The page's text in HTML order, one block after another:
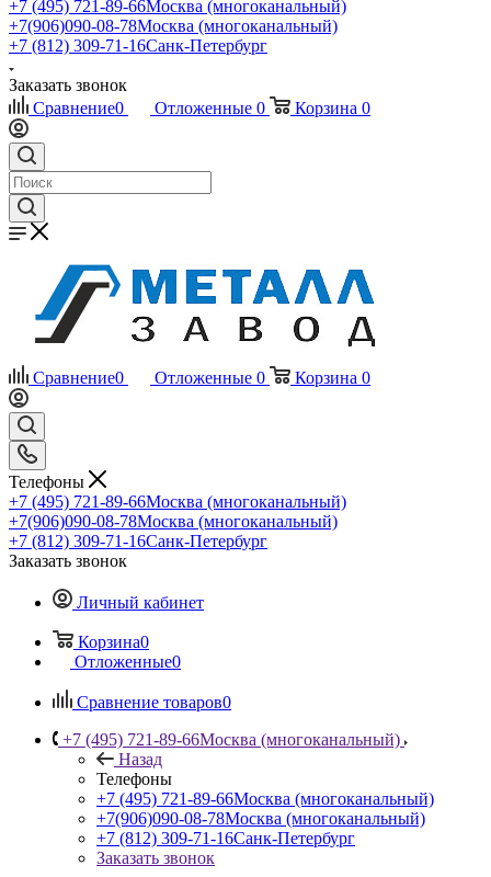
+7 (495) 721-89-66Москва (многоканальный)
+7(906)090-08-78Москва (многоканальный)
+7 (812) 309-71-16Санк-Петербург
Заказать звонок
Сравнение0 Отложенные 0 Корзина 0
Сравнение0 Отложенные 0 Корзина 0
Телефоны
+7 (495) 721-89-66Москва (многоканальный)
+7(906)090-08-78Москва (многоканальный)
+7 (812) 309-71-16Санк-Петербург
Заказать звонок
Личный кабинет
Корзина0
Отложенные0
Сравнение товаров0
+7 (495) 721-89-66Москва (многоканальный)
Назад
Телефоны
+7 (495) 721-89-66Москва (многоканальный)
+7(906)090-08-78Москва (многоканальный)
+7 (812) 309-71-16Санк-Петербург
Заказать звонок